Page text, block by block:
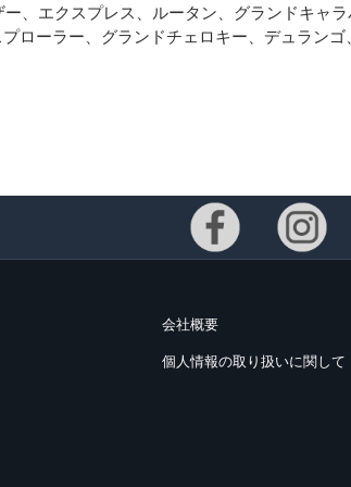
、エクスプレス、ルータン、グランドキャ
ローラー、グランドチェロキー、デュランゴ
会社概要
個人情報の取り扱いに関して